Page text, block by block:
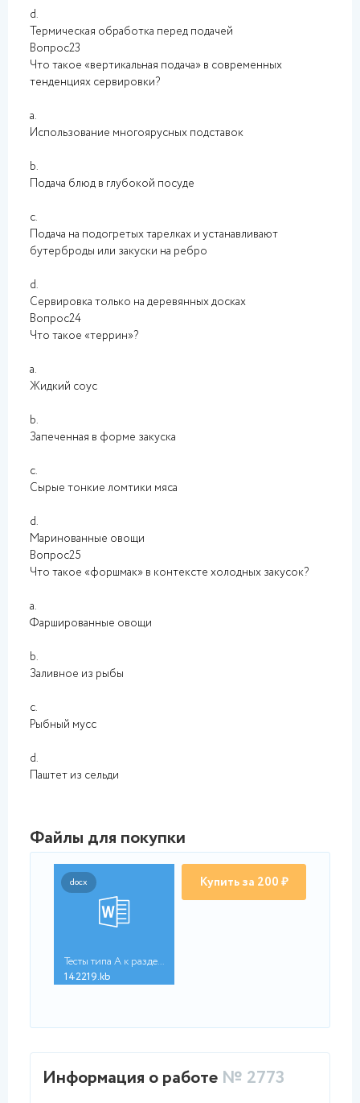
d.
Термическая обработка перед подачей
Вопрос23
Что такое «вертикальная подача» в современных
тенденциях сервировки?
a.
Использование многоярусных подставок
b.
Подача блюд в глубокой посуде
c.
Подача на подогретых тарелках и устанавливают
бутерброды или закуски на ребро
d.
Сервировка только на деревянных досках
Вопрос24
Что такое «террин»?
a.
Жидкий соус
b.
Запеченная в форме закуска
c.
Сырые тонкие ломтики мяса
d.
Маринованные овощи
Вопрос25
Что такое «форшмак» в контексте холодных закусок?
a.
Фаршированные овощи
b.
Заливное из рыбы
c.
Рыбный мусс
d.
Паштет из сельди
Файлы для покупки
docx
Тесты типа А к разде...
142219.kb
Купить за 200 ₽
Информация о работе № 2773